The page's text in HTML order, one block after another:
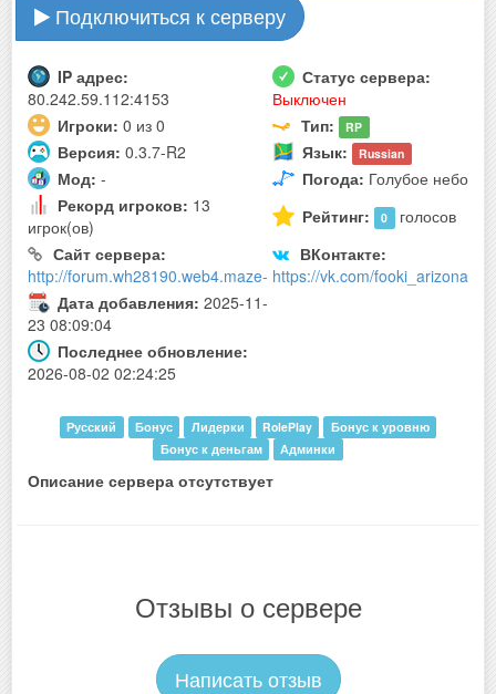
Подключиться к серверу
IP адрес:
80.242.59.112:4153
Статус сервера:
Выключен
Игроки: 0 из 0 Тип: RP
Версия: 0.3.7-R2 Язык: Russian
Мод: - Погода: Голубое небо
Рекорд игроков: 13
игрок(ов)
Рейтинг: 0 голосов
Сайт сервера:
http://forum.wh28190.web4.maze-
ВКонтакте:
https://vk.com/fooki_arizona
Дата добавления: 2025-11-
23 08:09:04
Последнее обновление:
2026-08-02 02:24:25
Русский Бонус Лидерки RolePlay
Бонус к уровню
Бонус к деньгам
Админки
Описание сервера отсутствует
Отзывы о сервере
Написать отзыв